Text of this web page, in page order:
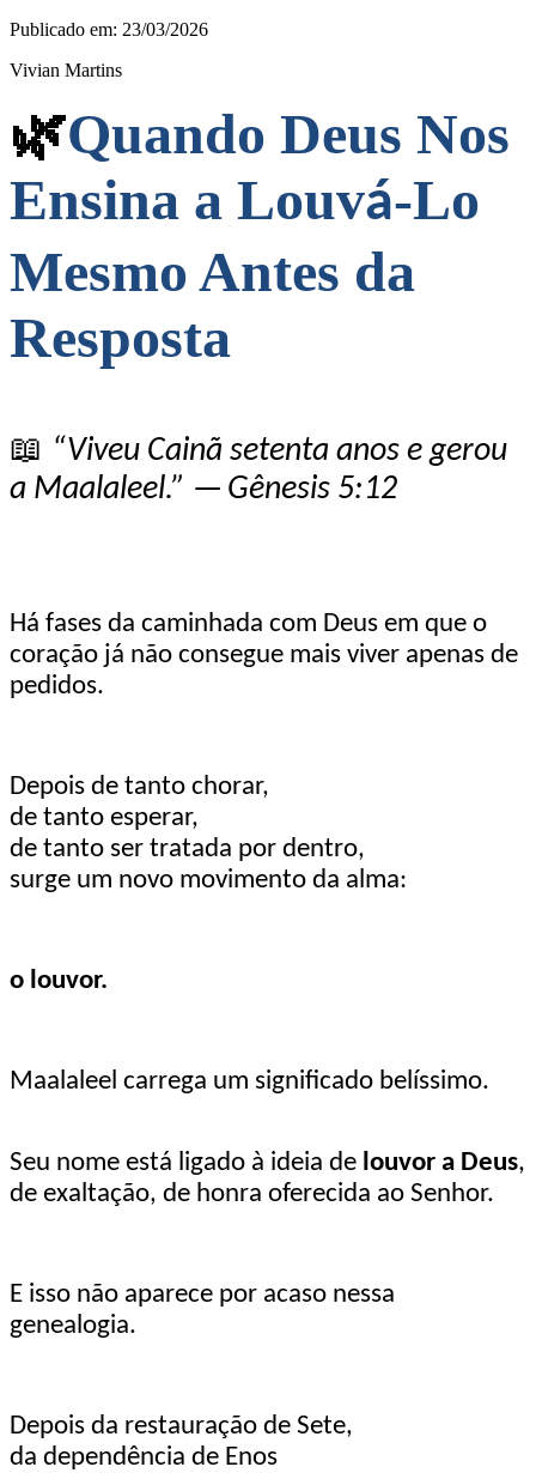
Publicado em: 23/03/2026
Vivian Martins
🌿Quando Deus Nos
Ensina a Louvá-Lo
Mesmo Antes da
Resposta
📖 “Viveu Cainã setenta anos e gerou
a Maalaleel.” — Gênesis 5:12
Há fases da caminhada com Deus em que o
coração já não consegue mais viver apenas de
pedidos.
Depois de tanto chorar,
de tanto esperar,
de tanto ser tratada por dentro,
surge um novo movimento da alma:
o louvor.
Maalaleel carrega um significado belíssimo.
Seu nome está ligado à ideia de louvor a Deus,
de exaltação, de honra oferecida ao Senhor.
E isso não aparece por acaso nessa
genealogia.
Depois da restauração de Sete,
da dependência de Enos